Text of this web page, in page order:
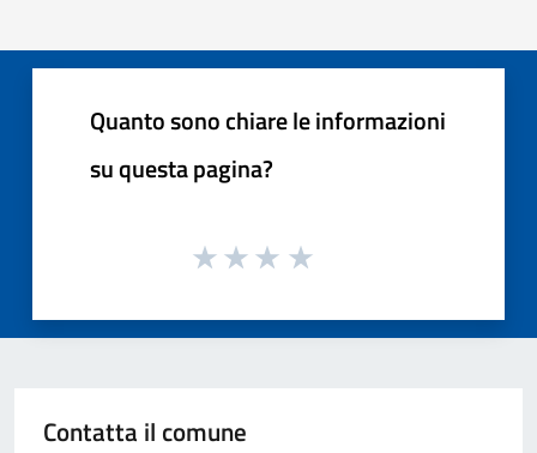
Quanto sono chiare le informazioni
su questa pagina?
Contatta il comune